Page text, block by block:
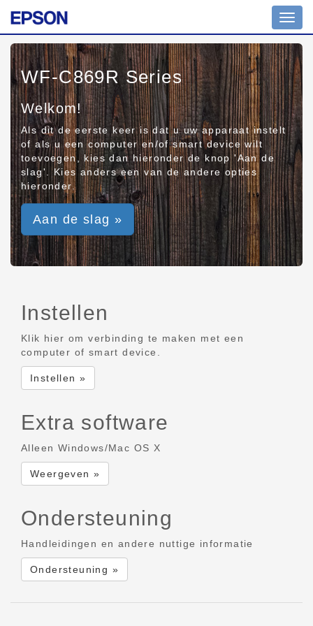
WF-C869R Series
Welkom!
Als dit de eerste keer is dat u uw apparaat instelt
of als u een computer en/of smart device wilt
toevoegen, kies dan hieronder de knop 'Aan de
slag'. Kies anders een van de andere opties
hieronder.
Aan de slag »
Instellen
Klik hier om verbinding te maken met een
computer of smart device.
Instellen »
Extra software
Alleen Windows/Mac OS X
Weergeven »
Ondersteuning
Handleidingen en andere nuttige informatie
Ondersteuning »